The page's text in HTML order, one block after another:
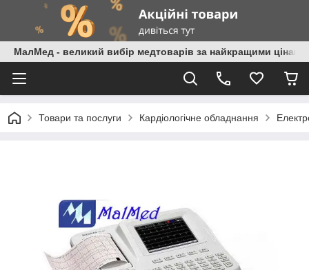
МалМед - великий вибір медтоварів за найкращими цінами
Товари та послуги Кардіологічне обладнання